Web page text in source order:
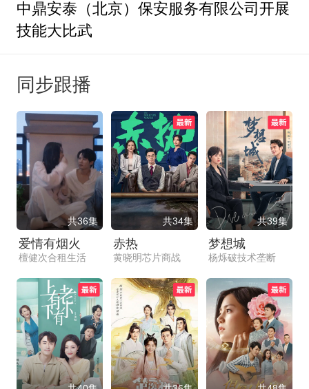
中鼎安泰（北京）保安服务有限公司开展
技能大比武
同步跟播
共36集
爱情有烟火
檀健次合租生活
共34集
赤热
黄晓明芯片商战
共39集
梦想城
杨烁破技术垄断